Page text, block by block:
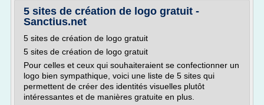
5 sites de création de logo gratuit -
Sanctius.net
5 sites de création de logo gratuit
5 sites de création de logo gratuit
Pour celles et ceux qui souhaiteraient se confectionner un
logo bien sympathique, voici une liste de 5 sites qui
permettent de créer des identités visuelles plutôt
intéressantes et de manières gratuite en plus.